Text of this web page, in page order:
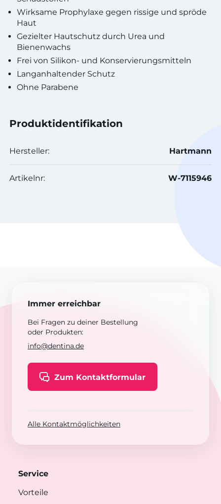
Wirksame Prophylaxe gegen rissige und spröde
Haut
Gezielter Hautschutz durch Urea und
Bienenwachs
Frei von Silikon- und Konservierungsmitteln
Langanhaltender Schutz
Ohne Parabene
Produktidentifikation
Hersteller: Hartmann
Artikelnr: W-7115946
Immer erreichbar
Bei Fragen zu deiner Bestellung
oder Produkten:
info@dentina.de
Zum Kontaktformular
Alle Kontaktmöglichkeiten
Service
Vorteile